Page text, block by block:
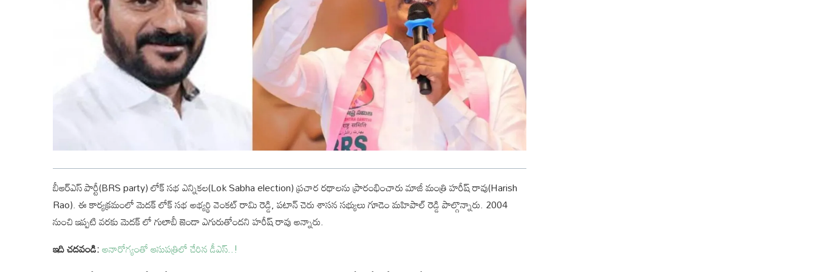
బీఆర్ఎస్ పార్టీ(BRS party) లోక్ సభ ఎన్నికల(Lok Sabha election) ప్రచార రథాలను ప్రారంభించారు మాజీ మంత్రి హరీష్ రావు(Harish
Rao). ఈ కార్యక్రమంలో మెదక్ లోక్ సభ అభ్యర్థి వెంకట్ రామి రెడ్డి, పటాన్ చెరు శాసన సభ్యులు గూడెం మహిపాల్ రెడ్డి పాల్గొన్నారు. 2004
నుంచి ఇప్పటి వరకు మెదక్ లో గులాబీ జెండా ఎగురుతోందని హరీష్ రావు అన్నారు.
ఇది చదవండి:అనారోగ్యంతో ఆసుపత్రిలో చేరిన డీఎస్..!